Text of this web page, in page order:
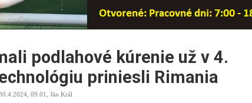
podlahové kúrenie už v 4.
priniesli Rimania
09.01, Ján Král